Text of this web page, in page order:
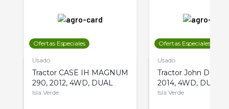
Ofertas Especiales
Usado
Tractor CASE IH MAGNUM
290, 2012, 4WD, DUAL
Isla Verde
Ofertas Especiales
Usado
Tractor John Deere
2014, 4WD, DUAL
Isla Verde